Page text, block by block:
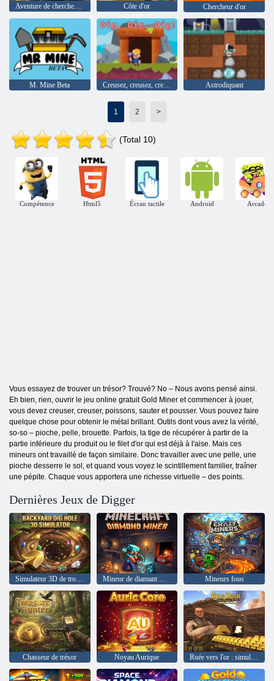
Aventure de chercheur de pépites Côte d'or Chercheur d'or
M. Mine Beta Creusez, creusez, creusez! Astrodiquant
1 2 >
(Total 10)
Compétence Html5 Écran tactile Android Arcade
Vous essayez de trouver un trésor? Trouvé? No – Nous avons pensé ainsi.
Eh bien, rien, ouvrir le jeu online gratuit Gold Miner et commencer à jouer,
vous devez creuser, creuser, poissons, sauter et pousser. Vous pouvez faire
quelque chose pour obtenir le métal brillant. Outils dont vous avez la vérité,
so-so – pioche, pelle, brouette. Parfois, la tige de récupérer à partir de la
partie inférieure du produit ou le filet d'or qui est déjà à l'aise. Mais ces
mineurs ont travaillé de façon similaire. Donc travailler avec une pelle, une
pioche desserre le sol, et quand vous voyez le scintillement familier, traîner
une pépite. Chaque vous apportera une richesse virtuelle – des points.
Dernières Jeux de Digger
Simulateur 3D de trou de fouille d'arrière-cour Mineur de diamant Minecraft Mineurs fous
Chasseur de trésor Noyau Aurique Ruée vers l'or : simulateur d'or 3D